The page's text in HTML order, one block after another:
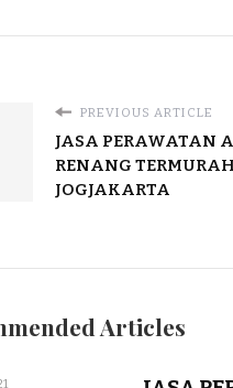
PREVIOUS ARTICLE
JASA PERAWATAN
RENANG
JOGJAKARTA
Articles